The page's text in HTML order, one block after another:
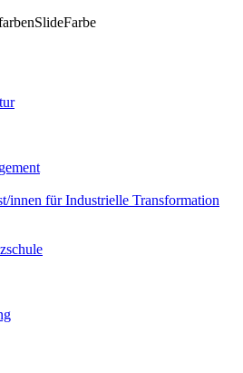
innen für Industrielle Transformation